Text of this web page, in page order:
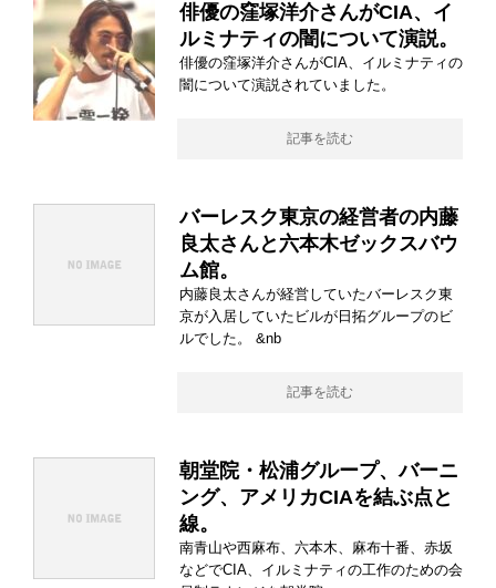
俳優の窪塚洋介さんがCIA、イ
ルミナティの闇について演説。
俳優の窪塚洋介さんがCIA、イルミナティの
闇について演説されていました。
記事を読む
バーレスク東京の経営者の内藤
良太さんと六本木ゼックスバウ
ム館。
内藤良太さんが経営していたバーレスク東
京が入居していたビルが日拓グループのビ
ルでした。 &nb
記事を読む
朝堂院・松浦グループ、バーニ
ング、アメリカCIAを結ぶ点と
線。
南青山や西麻布、六本木、麻布十番、赤坂
などでCIA、イルミナティの工作のための会